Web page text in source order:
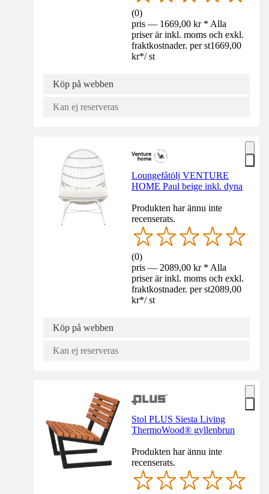
(0)
pris — 1669,00 kr * Alla
priser är inkl. moms och exkl.
fraktkostnader. per st1669,00
kr*/ st
Köp på webben
Kan ej reserveras
Loungefåtölj VENTURE
HOME Paul beige inkl. dyna
Produkten har ännu inte
recenserats.
(0)
pris — 2089,00 kr * Alla
priser är inkl. moms och exkl.
fraktkostnader. per st2089,00
kr*/ st
Köp på webben
Kan ej reserveras
Stol PLUS Siesta Living
ThermoWood® gyllenbrun
Produkten har ännu inte
recenserats.